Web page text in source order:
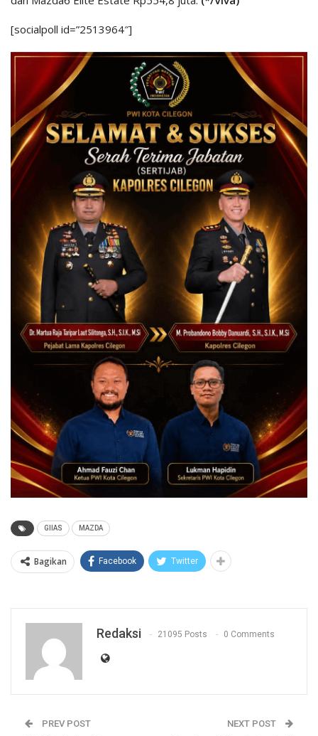
[socialpoll id=”2513964″]
GIIAS MAZDA
Bagikan Facebook Twitter
Redaksi 21095 Posts 0 Comments
PREV POST NEXT POST